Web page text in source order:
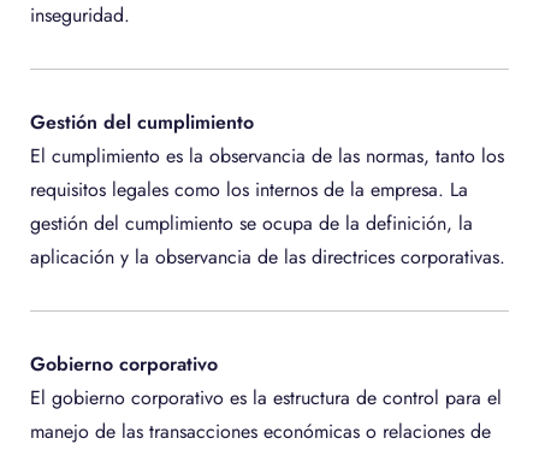
inseguridad.
Gestión del cumplimiento
El cumplimiento es la observancia de las normas, tanto los
requisitos legales como los internos de la empresa. La
gestión del cumplimiento se ocupa de la definición, la
aplicación y la observancia de las directrices corporativas.
Gobierno corporativo
El gobierno corporativo es la estructura de control para el
manejo de las transacciones económicas o relaciones de